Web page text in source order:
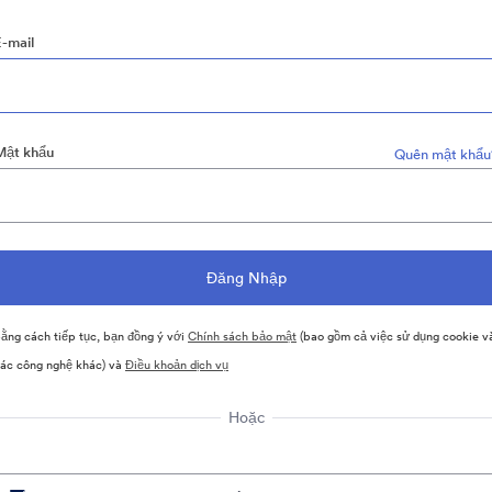
mail
khẩu Quên mật
cách tiếp tục, bạn đồng ý với Chính sách bảo mật(bao gồm cả việc sử dụng cookie
công nghệ khác) và Điều khoản dịch vụ
Hoặc